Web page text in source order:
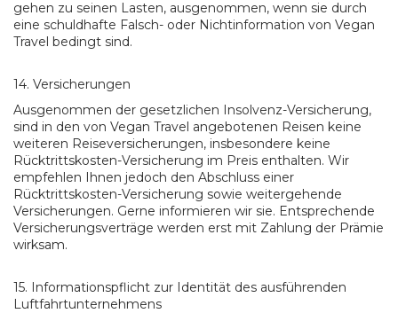
gehen zu seinen Lasten, ausgenommen, wenn sie durch
eine schuldhafte Falsch- oder Nichtinformation von Vegan
Travel bedingt sind.
14. Versicherungen
Ausgenommen der gesetzlichen Insolvenz-Versicherung,
sind in den von Vegan Travel angebotenen Reisen keine
weiteren Reiseversicherungen, insbesondere keine
Rücktrittskosten-Versicherung im Preis enthalten. Wir
empfehlen Ihnen jedoch den Abschluss einer
Rücktrittskosten-Versicherung sowie weitergehende
Versicherungen. Gerne informieren wir sie. Entsprechende
Versicherungsverträge werden erst mit Zahlung der Prämie
wirksam.
15. Informationspflicht zur Identität des ausführenden
Luftfahrtunternehmens